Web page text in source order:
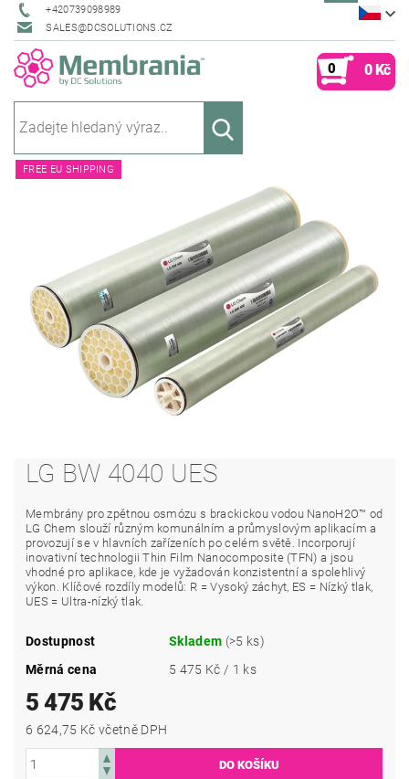
+420739098989
SALES@DCSOLUTIONS.CZ
0 0 Kč
FREE EU SHIPPING
LG BW 4040 UES
Membrány pro zpětnou osmózu s brackickou vodou NanoH2O™ od
LG Chem slouží různým komunálním a průmyslovým aplikacím a
provozují se v hlavních zařízeních po celém světě. Incorporují
inovativní technologii Thin Film Nanocomposite (TFN) a jsou
vhodné pro aplikace, kde je vyžadován konzistentní a spolehlivý
výkon. Klíčové rozdíly modelů: R = Vysoký záchyt, ES = Nízký tlak,
UES = Ultra-nízký tlak.
Dostupnost Skladem (>5 ks)
Měrná cena
5 475 Kč / 1 ks
5 475 Kč
6 624,75 Kč včetně DPH